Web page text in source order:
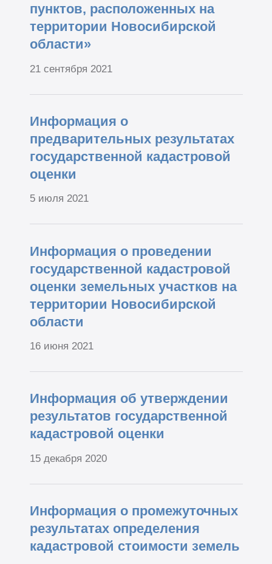
пунктов, расположенных на
территории Новосибирской
области»
21 сентября 2021
Информация о
предварительных результатах
государственной кадастровой
оценки
5 июля 2021
Информация о проведении
государственной кадастровой
оценки земельных участков на
территории Новосибирской
области
16 июня 2021
Информация об утверждении
результатов государственной
кадастровой оценки
15 декабря 2020
Информация о промежуточных
результатах определения
кадастровой стоимости земель